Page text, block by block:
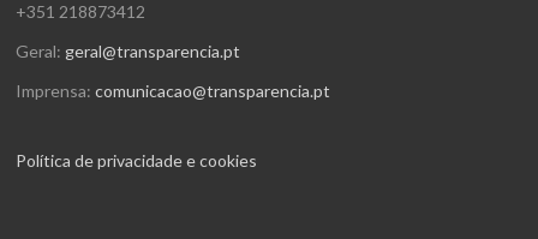
+351 218873412
Geral: geral@transparencia.pt
Imprensa:comunicacao@transparencia.pt
Política de privacidade e cookies